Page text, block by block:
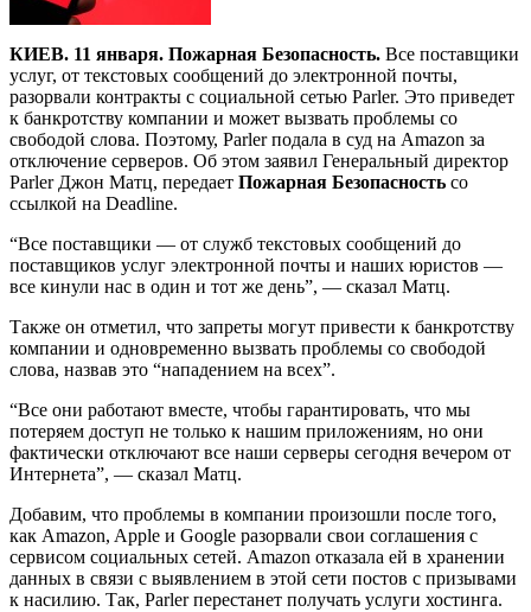
КИЕВ. 11 января. Пожарная Безопасность. Все поставщики
услуг, от текстовых сообщений до электронной почты,
разорвали контракты с социальной сетью Parler. Это приведет
к банкротству компании и может вызвать проблемы со
свободой слова. Поэтому, Parler подала в суд на Amazon за
отключение серверов. Об этом заявил Генеральный директор
Parler Джон Матц, передает Пожарная Безопасность со
ссылкой на Deadline.
“Все поставщики — от служб текстовых сообщений до
поставщиков услуг электронной почты и наших юристов —
все кинули нас в один и тот же день”, — сказал Матц.
Также он отметил, что запреты могут привести к банкротству
компании и одновременно вызвать проблемы со свободой
слова, назвав это “нападением на всех”.
“Все они работают вместе, чтобы гарантировать, что мы
потеряем доступ не только к нашим приложениям, но они
фактически отключают все наши серверы сегодня вечером от
Интернета”, — сказал Матц.
Добавим, что проблемы в компании произошли после того,
как Amazon, Apple и Google разорвали свои соглашения с
сервисом социальных сетей. Amazon отказала ей в хранении
данных в связи с выявлением в этой сети постов с призывами
к насилию. Так, Parler перестанет получать услуги хостинга.